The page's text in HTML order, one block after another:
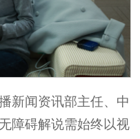
新闻资讯部主任、中
障碍解说需始终以视